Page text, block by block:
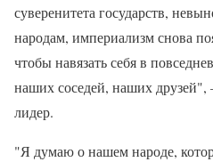
суверенитета государств,
народам, империализм снова
чтобы навязать себя в
наших соседей, наших
лидер.
"Я думаю о нашем народе,